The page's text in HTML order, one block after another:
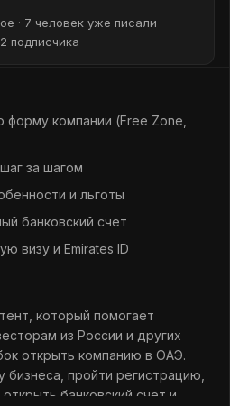
· 7 человек уже писали
подписчика
компании (Free Zone,
за шагом
и льготы
банковский счет
визу и Emirates ID
который помогает
из России и других
открыть компанию в ОАЭ.
пройти регистрацию,
банковский счет и